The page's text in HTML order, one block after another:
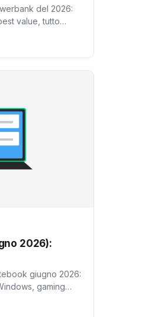
del 2026:
value, tutto
2026):
giugno 2026:
gaming